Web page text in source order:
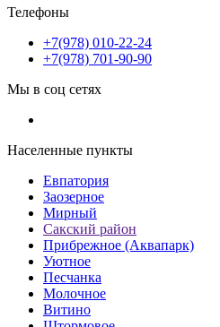
Телефоны
+7(978) 010-22-24
+7(978) 701-90-90
Мы в соц сетях
Населенные пункты
Евпатория
Заозерное
Мирный
Сакский район
Прибрежное (Аквапарк)
Уютное
Песчанка
Молочное
Витино